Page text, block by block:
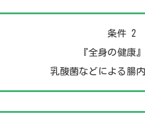
条件 2
『全身の健康
乳酸菌などによる腸